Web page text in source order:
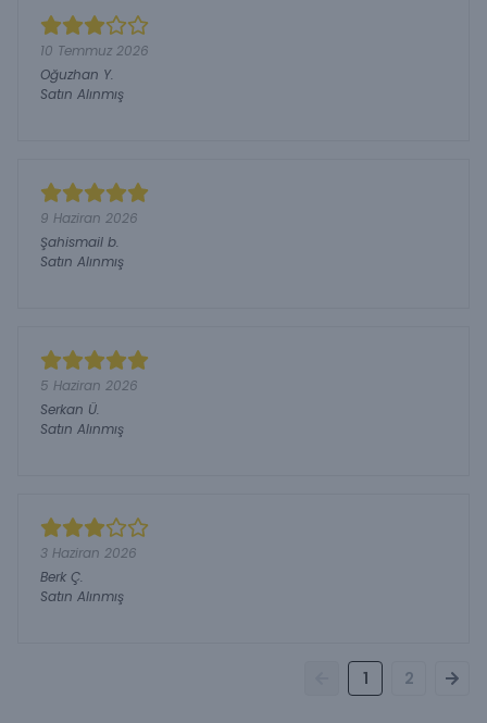
10 Temmuz 2026
Oğuzhan Y.
Satın Alınmış
9 Haziran 2026
Şahismail b.
Satın Alınmış
5 Haziran 2026
Serkan Ü.
Satın Alınmış
3 Haziran 2026
Berk Ç.
Satın Alınmış
1 2